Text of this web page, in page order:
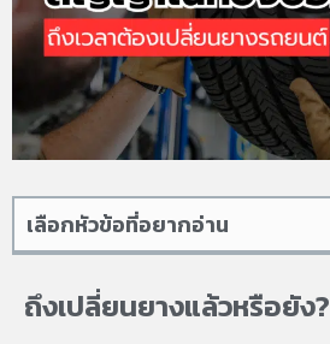
เลือกหัวข้อที่อยากอ่าน
ถึงเปลี่ยนยางแล้วหรือยัง?